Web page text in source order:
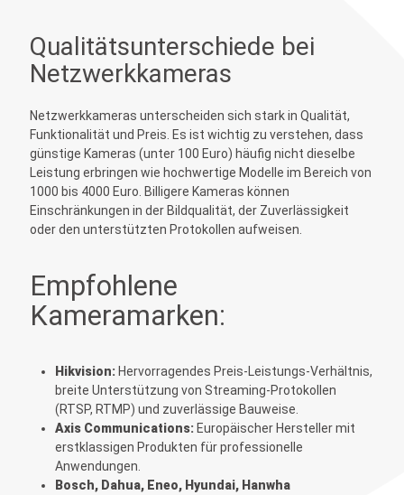
Qualitätsunterschiede bei
Netzwerkkameras
Netzwerkkameras unterscheiden sich stark in Qualität,
Funktionalität und Preis. Es ist wichtig zu verstehen, dass
günstige Kameras (unter 100 Euro) häufig nicht dieselbe
Leistung erbringen wie hochwertige Modelle im Bereich von
1000 bis 4000 Euro. Billigere Kameras können
Einschränkungen in der Bildqualität, der Zuverlässigkeit
oder den unterstützten Protokollen aufweisen.
Empfohlene
Kameramarken:
Hikvision:Hervorragendes Preis-Leistungs-Verhältnis,
breite Unterstützung von Streaming-Protokollen
(RTSP, RTMP) und zuverlässige Bauweise.
Axis Communications:Europäischer Hersteller mit
erstklassigen Produkten für professionelle
Anwendungen.
Bosch, Dahua, Eneo, Hyundai, Hanwha